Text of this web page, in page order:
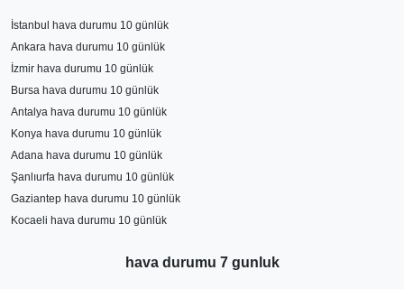
İstanbul hava durumu 10 günlük
Ankara hava durumu 10 günlük
İzmir hava durumu 10 günlük
Bursa hava durumu 10 günlük
Antalya hava durumu 10 günlük
Konya hava durumu 10 günlük
Adana hava durumu 10 günlük
Şanlıurfa hava durumu 10 günlük
Gaziantep hava durumu 10 günlük
Kocaeli hava durumu 10 günlük
hava durumu 7 gunluk